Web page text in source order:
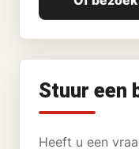
Stuur een
Heeft u een